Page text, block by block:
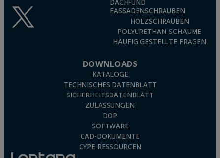
Edelstahldübel. Geeignet für Außenbereiche mit
mäßiger Verschmutzung.
- Sehr hohes Korrosionsniveau (C5): A4 (AISI 316)
Anker aus nichtrostendem Stahl. Geeignet für
industrieller Verschmutzung oder Bereiche in der
DACH-UND
FASSADENSCHRAUBEN
HOLZSCHRAUBEN
POLYURETHAN-SCHÄUME
HÄUFIG GESTELLTE FRAGEN
DOWNLOADS
KATALOGE
TECHNISCHES DATENBLATT
SICHERHEITSDATENBLATT
ZULASSUNGEN
DOP
SOFTWARE
CAD-DOKUMENTE
CYPE RESSOURCEN